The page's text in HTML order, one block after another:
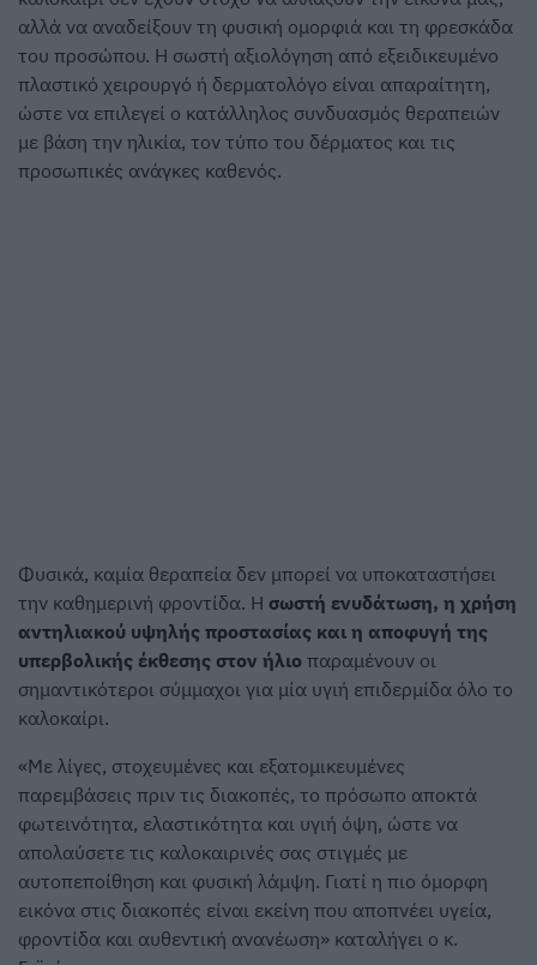
αλλά να αναδείξουν τη φυσική ομορφιά και τη φρεσκάδα
του προσώπου. Η σωστή αξιολόγηση από εξειδικευμένο
πλαστικό χειρουργό ή δερματολόγο είναι απαραίτητη,
ώστε να επιλεγεί ο κατάλληλος συνδυασμός θεραπειών
με βάση την ηλικία, τον τύπο του δέρματος και τις
προσωπικές ανάγκες καθενός.
Φυσικά, καμία θεραπεία δεν μπορεί να υποκαταστήσει
την καθημερινή φροντίδα. Η σωστή ενυδάτωση, η χρήση
αντηλιακού υψηλής προστασίας και η αποφυγή της
υπερβολικής έκθεσης στον ήλιο παραμένουν οι
σημαντικότεροι σύμμαχοι για μία υγιή επιδερμίδα όλο το
καλοκαίρι.
«Με λίγες, στοχευμένες και εξατομικευμένες
παρεμβάσεις πριν τις διακοπές, το πρόσωπο αποκτά
φωτεινότητα, ελαστικότητα και υγιή όψη, ώστε να
απολαύσετε τις καλοκαιρινές σας στιγμές με
αυτοπεποίθηση και φυσική λάμψη. Γιατί η πιο όμορφη
εικόνα στις διακοπές είναι εκείνη που αποπνέει υγεία,
φροντίδα και αυθεντική ανανέωση» καταλήγει ο κ.